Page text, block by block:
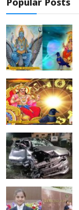
Popular Posts